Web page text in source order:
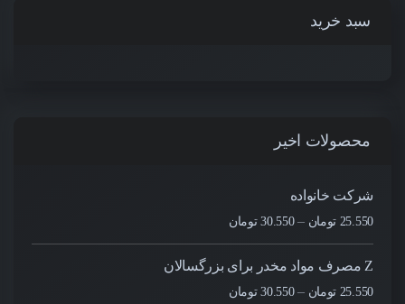
سبد خرید
محصولات اخیر
شرکت خانواده
25.550 تومان –
30.550 تومان
Z مصرف مواد مخدر برای بزرگسالان
25.550 تومان –
30.550 تومان